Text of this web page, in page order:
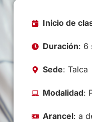
Inicio de
Duración: 6
Sede: Talca
Modalidad:
Arancel: a